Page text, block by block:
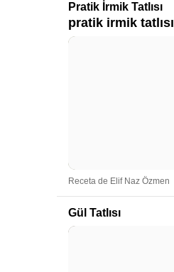
Pratik İrmik Tatlısı
pratik irmik tatlısı
Receta de Elif Naz Özmen
Gül Tatlısı